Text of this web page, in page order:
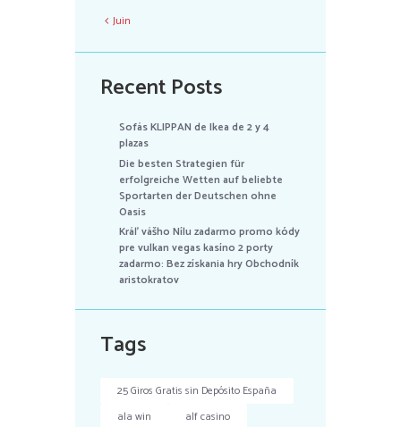
Juin
Recent Posts
Sofás KLIPPAN de Ikea de 2 y 4
plazas
Die besten Strategien für
erfolgreiche Wetten auf beliebte
Sportarten der Deutschen ohne
Oasis
Kráľ vášho Nílu zadarmo promo kódy
pre vulkan vegas kasíno 2 porty
zadarmo: Bez získania hry Obchodník
aristokratov
Tags
25 Giros Gratis sin Depósito España
ala win
alf casino